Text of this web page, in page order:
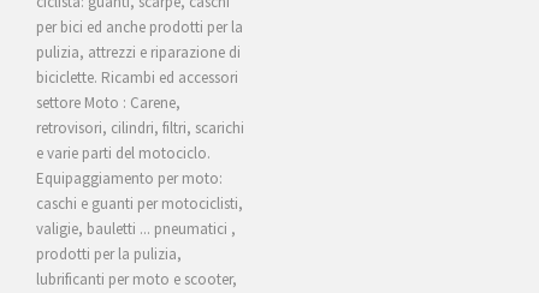
per bici ed anche prodotti per la
pulizia, attrezzi e riparazione di
biciclette. Ricambi ed accessori
settore Moto : Carene,
retrovisori, cilindri, filtri, scarichi
e varie parti del motociclo.
Equipaggiamento per moto:
caschi e guanti per motociclisti,
valigie, bauletti ... pneumatici ,
prodotti per la pulizia,
lubrificanti per moto e scooter,